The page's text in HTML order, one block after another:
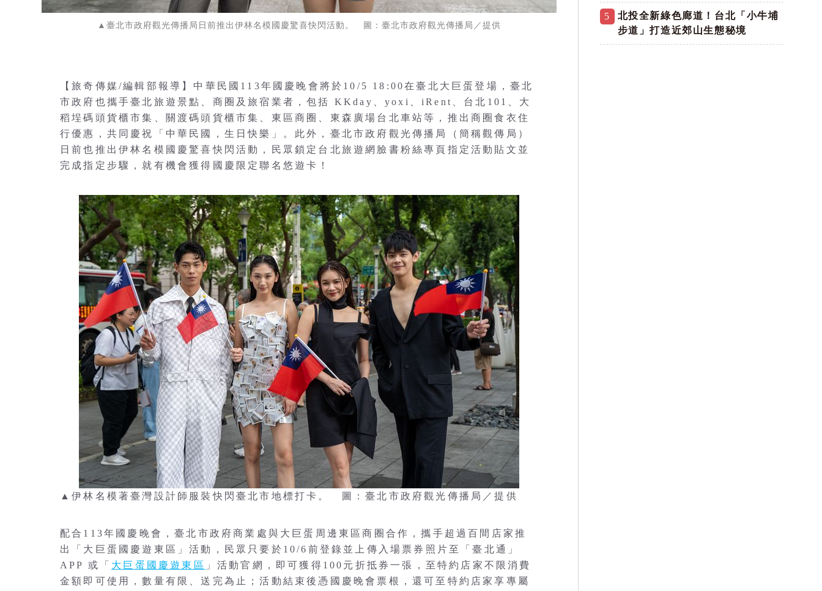
▲臺北市政府觀光傳播局日前推出伊林名模國慶驚喜快閃活動。 圖：臺北市政府觀光傳播局／提供
【旅奇傳媒/編輯部報導】中華民國113年國慶晚會將於10/5 18:00在臺北大巨蛋登場，臺北
市政府也攜手臺北旅遊景點、商圈及旅宿業者，包括 KKday、yoxi、iRent、台北101、大
稻埕碼頭貨櫃市集、關渡碼頭貨櫃市集、東區商圈、東森廣場台北車站等，推出商圈食衣住
行優惠，共同慶祝「中華民國，生日快樂」。此外，臺北市政府觀光傳播局（簡稱觀傳局）
日前也推出伊林名模國慶驚喜快閃活動，民眾鎖定台北旅遊網臉書粉絲專頁指定活動貼文並
完成指定步驟，就有機會獲得國慶限定聯名悠遊卡！
▲伊林名模著臺灣設計師服裝快閃臺北市地標打卡。 圖：臺北市政府觀光傳播局／提供
配合113年國慶晚會，臺北市政府商業處與大巨蛋周邊東區商圈合作，攜手超過百間店家推
出「大巨蛋國慶遊東區」活動，民眾只要於10/6前登錄並上傳入場票券照片至「臺北通」
APP 或「 大巨蛋國慶遊東區 」活動官網，即可獲得100元折抵券一張，至特約店家不限消費
金額即可使用，數量有限、送完為止；活動結束後憑國慶晚會票根，還可至特約店家享專屬
5
北投全新綠色廊道！台北「小牛埔
步道」打造近郊山生態秘境